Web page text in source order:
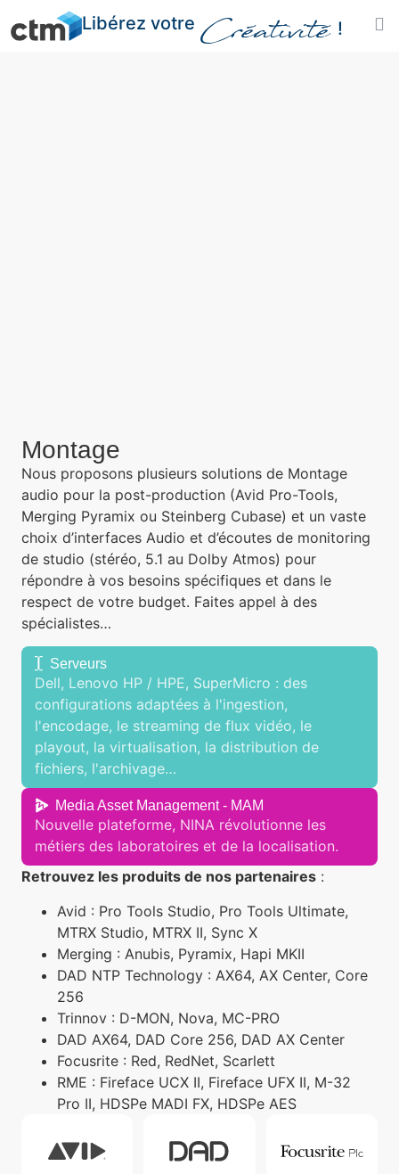
Libérez votre Créativité !
Montage
Nous proposons plusieurs solutions de Montage
audio pour la post-production (Avid Pro-Tools,
Merging Pyramix ou Steinberg Cubase) et un vaste
choix d’interfaces Audio et d’écoutes de monitoring
de studio (stéréo, 5.1 au Dolby Atmos) pour
répondre à vos besoins spécifiques et dans le
respect de votre budget. Faites appel à des
spécialistes…
Serveurs
Dell, Lenovo HP / HPE, SuperMicro : des
configurations adaptées à l'ingestion,
l'encodage, le streaming de flux vidéo, le
playout, la virtualisation, la distribution de
fichiers, l'archivage…
Media Asset Management - MAM
Nouvelle plateforme, NINA révolutionne les
métiers des laboratoires et de la localisation.
Retrouvez les produits de nos partenaires :
Avid : Pro Tools Studio, Pro Tools Ultimate,
MTRX Studio, MTRX II, Sync X
Merging : Anubis, Pyramix, Hapi MKII
DAD NTP Technology : AX64, AX Center, Core
256
Trinnov : D-MON, Nova, MC-PRO
DAD AX64, DAD Core 256, DAD AX Center
Focusrite : Red, RedNet, Scarlett
RME : Fireface UCX II, Fireface UFX II, M-32
Pro II, HDSPe MADI FX, HDSPe AES